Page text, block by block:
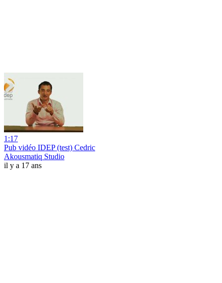
1:17
Pub vidéo IDEP (test) Cedric
Akousmatiq Studio
il y a 17 ans